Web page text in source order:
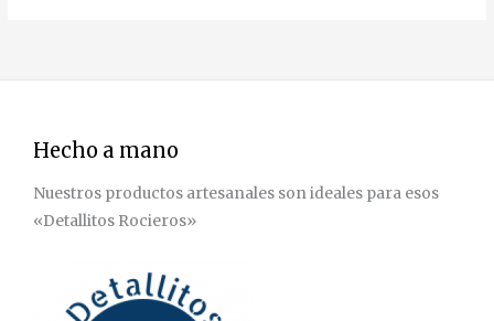
Hecho a mano
Nuestros productos artesanales son ideales para esos
«Detallitos Rocieros»